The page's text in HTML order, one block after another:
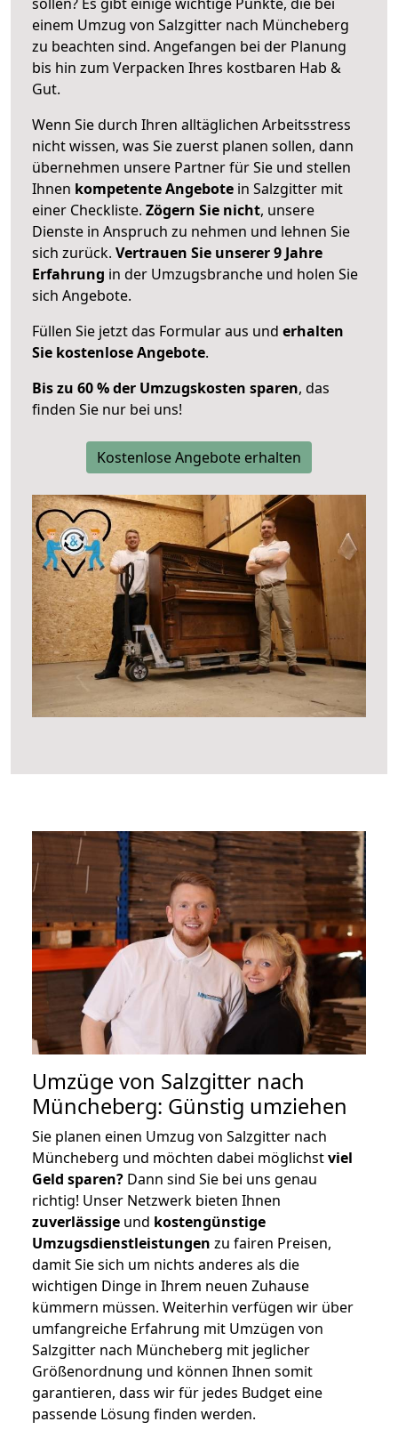
einem Umzug von Salzgitter nach Müncheberg
zu beachten sind. Angefangen bei der Planung
bis hin zum Verpacken Ihres kostbaren Hab &
Gut.
Wenn Sie durch Ihren alltäglichen Arbeitsstress
nicht wissen, was Sie zuerst planen sollen, dann
übernehmen unsere Partner für Sie und stellen
Ihnen kompetente Angebote in Salzgitter mit
einer Checkliste. Zögern Sie nicht, unsere
Dienste in Anspruch zu nehmen und lehnen Sie
sich zurück. Vertrauen Sie unserer 9 Jahre
Erfahrung in der Umzugsbranche und holen Sie
sich Angebote.
Füllen Sie jetzt das Formular aus und erhalten
Sie kostenlose Angebote.
Bis zu 60 % der Umzugskosten sparen, das
finden Sie nur bei uns!
Kostenlose Angebote erhalten
Umzüge von Salzgitter nach
Müncheberg: Günstig umziehen
Sie planen einen Umzug von Salzgitter nach
Müncheberg und möchten dabei möglichstviel
Geld sparen? Dann sind Sie bei uns genau
richtig! Unser Netzwerk bieten Ihnen
zuverlässige und kostengünstige
Umzugsdienstleistungen zu fairen Preisen,
damit Sie sich um nichts anderes als die
wichtigen Dinge in Ihrem neuen Zuhause
kümmern müssen. Weiterhin verfügen wir über
umfangreiche Erfahrung mit Umzügen von
Salzgitter nach Müncheberg mit jeglicher
Größenordnung und können Ihnen somit
garantieren, dass wir für jedes Budget eine
passende Lösung finden werden.